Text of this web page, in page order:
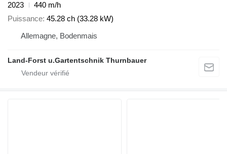
2023
440 m/h
Puissance 45.28 ch (33.28 kW)
Allemagne, Bodenmais
Land-Forst u.Gartentschnik Thurnbauer